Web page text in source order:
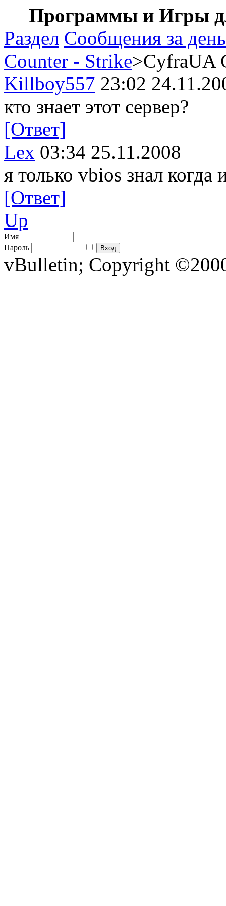
Программы и Игры
Раздел Сообщения за день
Counter - Strike>CyfraUA
Killboy557 23:02
кто знает этот сервер?
[Ответ]
Lex 03:34 25.11.2008
я только vbios знал когда
[Ответ]
Up
Имя
Пароль
vBulletin; Copyright